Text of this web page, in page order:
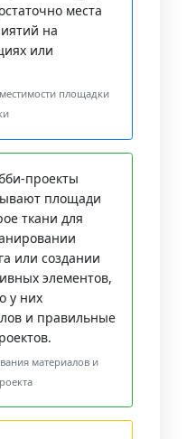
места
на
или
площадки
проекты
площади
ткани для
или создании
элементов,
у них
и правильные
материалов и